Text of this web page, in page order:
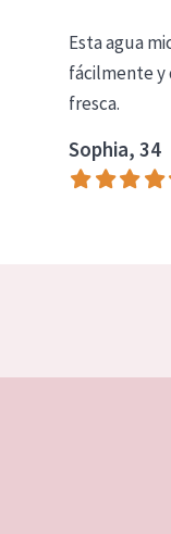
Esta agua
fácilmente y
fresca.
Sophia, 34